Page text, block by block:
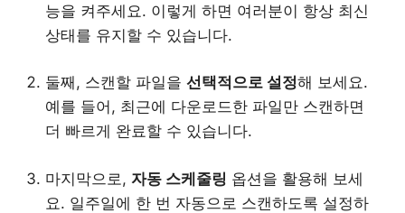
능을 켜주세요. 이렇게 하면 여러분이 항상 최신
상태를 유지할 수 있습니다.
둘째, 스캔할 파일을 선택적으로 설정해 보세요.
예를 들어, 최근에 다운로드한 파일만 스캔하면
더 빠르게 완료할 수 있습니다.
마지막으로, 자동 스케줄링 옵션을 활용해 보세
요. 일주일에 한 번 자동으로 스캔하도록 설정하